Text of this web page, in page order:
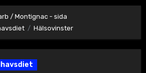
/ Montignac - sida
Hälsovinster